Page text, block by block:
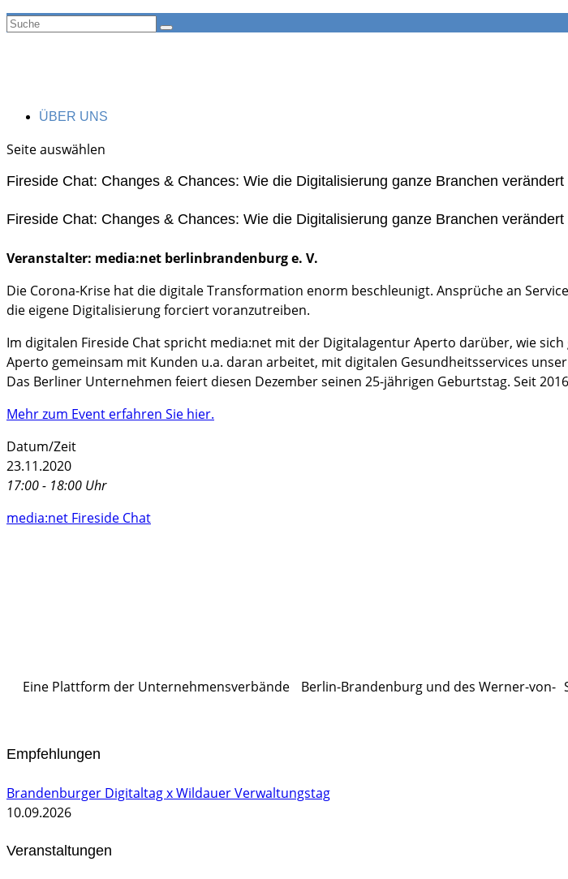
ÜBER UNS
Seite auswählen
Fireside Chat: Changes & Chances: Wie die Digitalisierung ganze Branchen verändert
Fireside Chat: Changes & Chances: Wie die Digitalisierung ganze Branchen verändert
Veranstalter: media:net berlinbrandenburg e. V.
Die Corona-Krise hat die digitale Transformation enorm beschleunigt. Ansprüche an
die eigene Digitalisierung forciert voranzutreiben.
Im digitalen Fireside Chat spricht media:net mit der Digitalagentur Aperto darüber, wie
Aperto gemeinsam mit Kunden u.a. daran arbeitet, mit digitalen Gesundheitsservices
Das Berliner Unternehmen feiert diesen Dezember seinen 25-jährigen Geburtstag. Seit
Mehr zum Event erfahren Sie hier.
Datum/Zeit
23.11.2020
17:00 - 18:00 Uhr
media:net Fireside Chat
Eine Plattform der Unternehmensverbände Berlin-Brandenburg und des Werner-von-
Empfehlungen
Brandenburger Digitaltag x Wildauer Verwaltungstag
10.09.2026
Veranstaltungen